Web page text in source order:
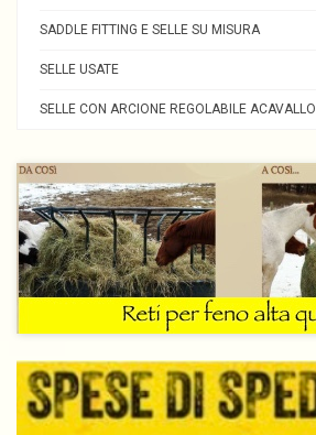
SADDLE FITTING E SELLE SU MISURA
SELLE USATE
SELLE CON ARCIONE REGOLABILE ACAVALLO